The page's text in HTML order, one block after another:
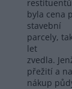
restituentů
byla cena
stavební
parcely,
let
zvedla.
přežití a na
nákup